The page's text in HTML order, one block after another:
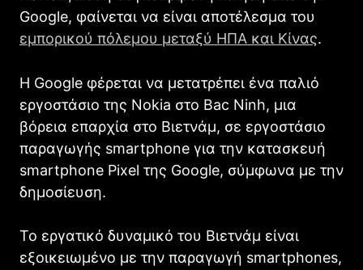
Google, φαίνεται να είναι αποτέλεσμα του
εμπορικού πόλεμου μεταξύ ΗΠΑ και Κίνας.
Η Google φέρεται να μετατρέπει ένα παλιό
εργοστάσιο της Nokia στο Bac Ninh, μια
βόρεια επαρχία στο Βιετνάμ, σε εργοστάσιο
παραγωγής smartphone για την κατασκευή
smartphone Pixel της Google, σύμφωνα με την
δημοσίευση.
Το εργατικό δυναμικό του Βιετνάμ είναι
εξοικειωμένο με την παραγωγή smartphones,